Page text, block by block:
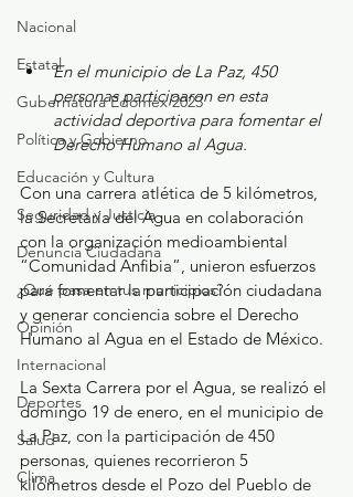
Nacional
Estatal
Gubernatura Edoméx 2023
Política y Gobierno
Educación y Cultura
Seguridad y Justicia
Denuncia Ciudadana
¿Qué pasa en tus municipios?
Opinión
Internacional
Deportes
Salud
Clima
En el municipio de La Paz, 450
personas participaron en esta
actividad deportiva para fomentar el
Derecho Humano al Agua.
Con una carrera atlética de 5 kilómetros,
la Secretaría del Agua en colaboración
con la organización medioambiental
“Comunidad Anfibia”, unieron esfuerzos
para fomentar la participación ciudadana
y generar conciencia sobre el Derecho
Humano al Agua en el Estado de México.
La Sexta Carrera por el Agua, se realizó el
domingo 19 de enero, en el municipio de
La Paz, con la participación de 450
personas, quienes recorrieron 5
kilómetros desde el Pozo del Pueblo de